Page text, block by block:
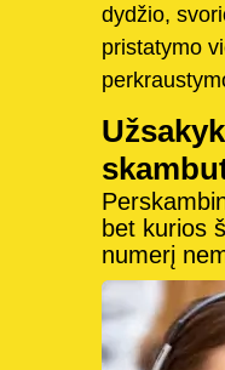
dydžio,
pristatymo
bet kurios
numerį